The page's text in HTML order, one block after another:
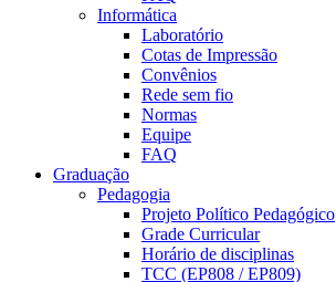
Informática
Laboratório
Cotas de Impressão
Convênios
Rede sem fio
Normas
Equipe
FAQ
Graduação
Pedagogia
Projeto Político Pedagógico
Grade Curricular
Horário de disciplinas
TCC (EP808 / EP809)